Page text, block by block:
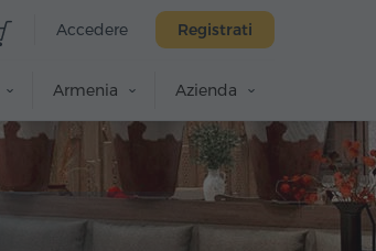
Accedere Registrati
Armenia Azienda